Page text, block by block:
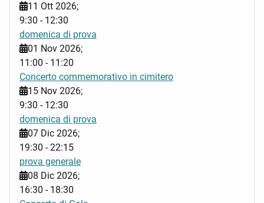
11 Ott 2026;
9:30 - 12:30
domenica di prova
01 Nov 2026;
11:00 - 11:20
Concerto commemorativo in cimitero
15 Nov 2026;
9:30 - 12:30
domenica di prova
07 Dic 2026;
19:30 -22:15
prova generale
08 Dic 2026;
16:30 - 18:30